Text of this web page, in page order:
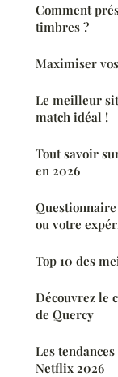
Comment
timbres ?
Maximiser
Le meilleur
match idéal !
Tout savoir
en 2026
ou votre
Top 10 des
Découvrez le
de Quercy
Les
Netflix 2026